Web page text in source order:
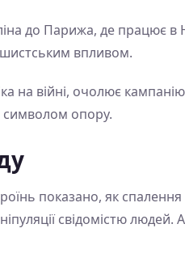
до Парижа, де працює в
впливом.
на війні, очолює
символом опору.
показано, як
свідомістю людей.